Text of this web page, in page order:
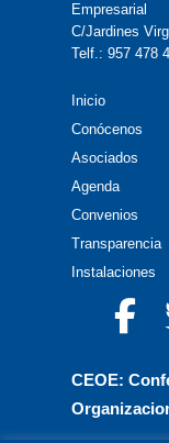
Empresarial
C/Jardines
Telf.: 957 478
Inicio
Conócenos
Asociados
Agenda
Convenios
Transparencia
Instalaciones
CEOE: